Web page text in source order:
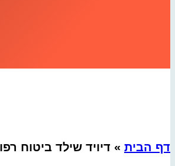
דף הבית » דיויד שילד ביטוח